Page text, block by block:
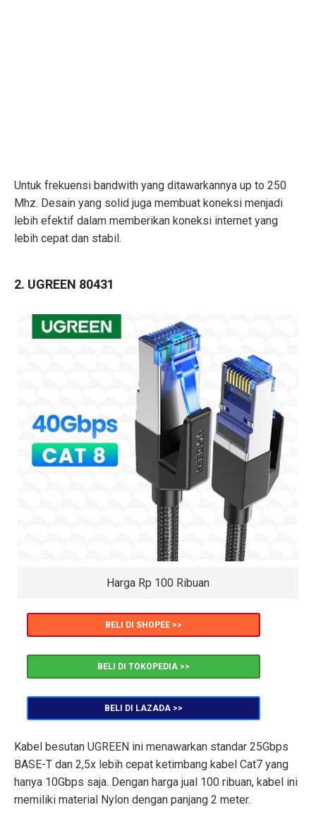
Untuk frekuensi bandwith yang ditawarkannya up to 250
Mhz. Desain yang solid juga membuat koneksi menjadi
lebih efektif dalam memberikan koneksi internet yang
lebih cepat dan stabil.
2. UGREEN 80431
Harga Rp 100 Ribuan
BELI DI SHOPEE >>
BELI DI TOKOPEDIA >>
BELI DI LAZADA >>
Kabel besutan UGREEN ini menawarkan standar 25Gbps
BASE-T dan 2,5x lebih cepat ketimbang kabel Cat7 yang
hanya 10Gbps saja. Dengan harga jual 100 ribuan, kabel ini
memiliki material Nylon dengan panjang 2 meter.